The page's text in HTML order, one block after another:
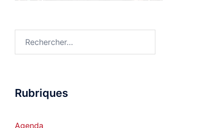
Rubriques
Agenda